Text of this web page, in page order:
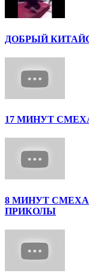
ДОБРЫЙ
17 МИНУТ
8 МИНУТ
ПРИКОЛЫ